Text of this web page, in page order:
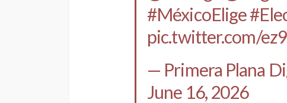
#MéxicoElige
pic.twitter.com/
— Primera Plana
June 16, 2026